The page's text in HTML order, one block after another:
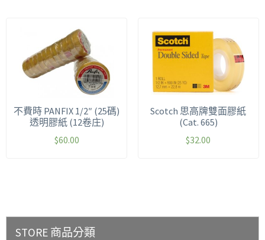
不費時 PANFIX 1/2″ (25碼)
透明膠紙 (12卷庄)
$60.00
Scotch 思高牌雙面膠紙
(Cat. 665)
$32.00
STORE 商品分類